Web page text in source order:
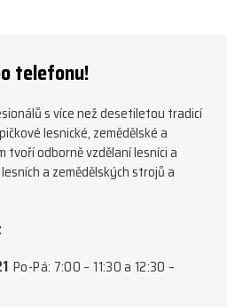
#firewoodproduction
telefonu!
s více než desetiletou tradicí
lesnické, zemědělské a
tvoří odborně vzdělaní lesníci a
a zemědělských strojů a
Po-Pá: 7:00 – 11:30 a 12:30 –